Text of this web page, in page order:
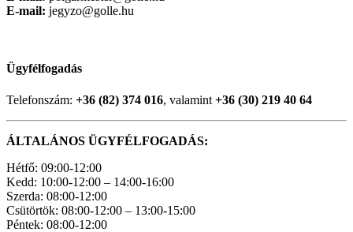
E-mail: jegyzo@golle.hu
Ügyfélfogadás
Telefonszám: +36 (82) 374 016, valamint +36 (30) 219 40 64
ÁLTALÁNOS ÜGYFÉLFOGADÁS:
Hétfő: 09:00-12:00
Kedd: 10:00-12:00 – 14:00-16:00
Szerda: 08:00-12:00
Csütörtök: 08:00-12:00 – 13:00-15:00
Péntek: 08:00-12:00